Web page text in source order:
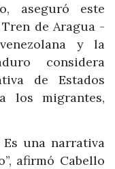
aseguró este
de Aragua -
y la
considera
de Estados
los migrantes,
una narrativa
afirmó Cabello